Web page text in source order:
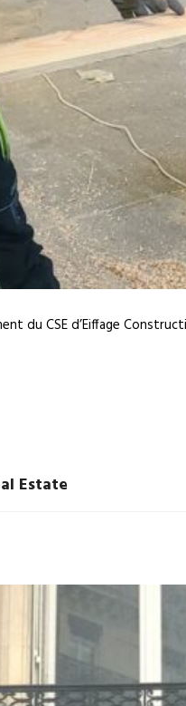
du CSE d’Eiffage
Estate